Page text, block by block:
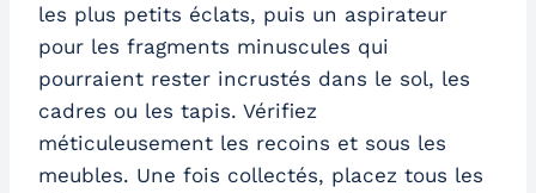
les plus petits éclats, puis un aspirateur
pour les fragments minuscules qui
pourraient rester incrustés dans le sol, les
cadres ou les tapis. Vérifiez
méticuleusement les recoins et sous les
meubles. Une fois collectés, placez tous les